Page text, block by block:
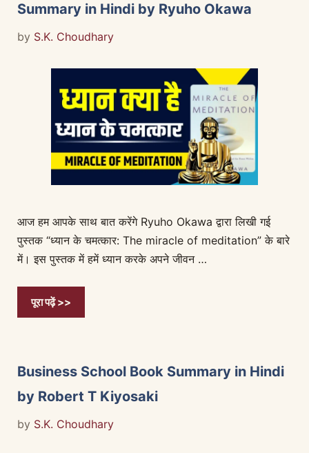
Summary in Hindi by Ryuho Okawa
by S.K. Choudhary
आज हम आपके साथ बात करेंगे Ryuho Okawa द्वारा लिखी गई
पुस्तक “ध्यान के चमत्कार: The miracle of meditation” के बारे
में। इस पुस्तक में हमें ध्यान करके अपने जीवन …
पूरा पढ़ें >>
Business School Book Summary in Hindi
by Robert T Kiyosaki
by S.K. Choudhary